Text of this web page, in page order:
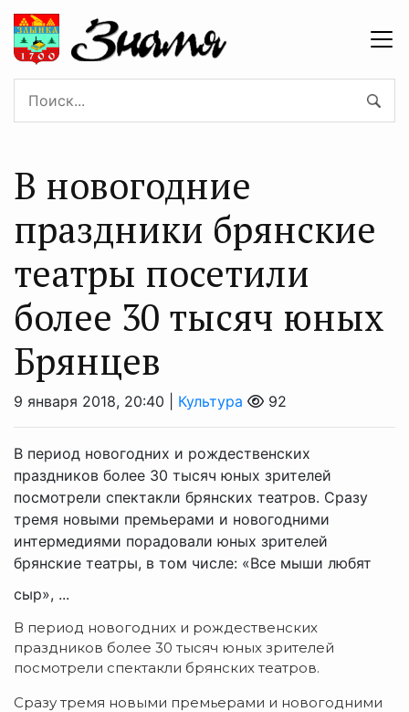
В новогодние
праздники брянские
театры посетили
более 30 тысяч юных
Брянцев
9 января 2018, 20:40 | Культура 92
В период новогодних и рождественских
праздников более 30 тысяч юных зрителей
посмотрели спектакли брянских театров. Сразу
тремя новыми премьерами и новогодними
интермедиями порадовали юных зрителей
брянские театры, в том числе: «Все мыши любят
сыр», ...
В период новогодних и рождественских
праздников более 30 тысяч юных зрителей
посмотрели спектакли брянских театров.
Сразу тремя новыми премьерами и новогодними